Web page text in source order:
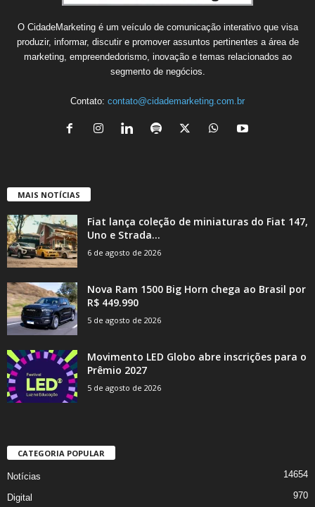
O CidadeMarketing é um veículo de comunicação interativo que visa
produzir, informar, discutir e promover assuntos pertinentes a área de
marketing, empreendedorismo, inovação e temas relacionados ao
segmento de negócios.
Contato: contato@cidademarketing.com.br
MAIS NOTÍCIAS
Fiat lança coleção de miniaturas do Fiat 147,
Uno e Strada...
6 de agosto de 2026
Nova Ram 1500 Big Horn chega ao Brasil por
R$ 449.990
5 de agosto de 2026
Movimento LED Globo abre inscrições para o
Prêmio 2027
5 de agosto de 2026
CATEGORIA POPULAR
Notícias 14654
Digital 970